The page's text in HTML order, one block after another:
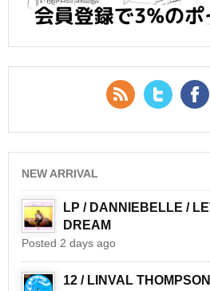
RSS Feed
Twitter
NEW ARRIVAL
LP / DANNIEBELLE /
DREAM
Posted 2 days ago
12 / LINVAL